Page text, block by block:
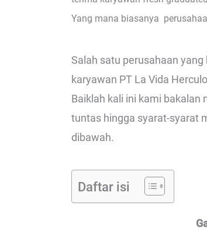
Yang mana biasanya
Salah satu perusahaan
karyawan PT La Vida
Baiklah kali ini kami bakalan
tuntas hingga syarat-syarat
dibawah.
Daftar isi